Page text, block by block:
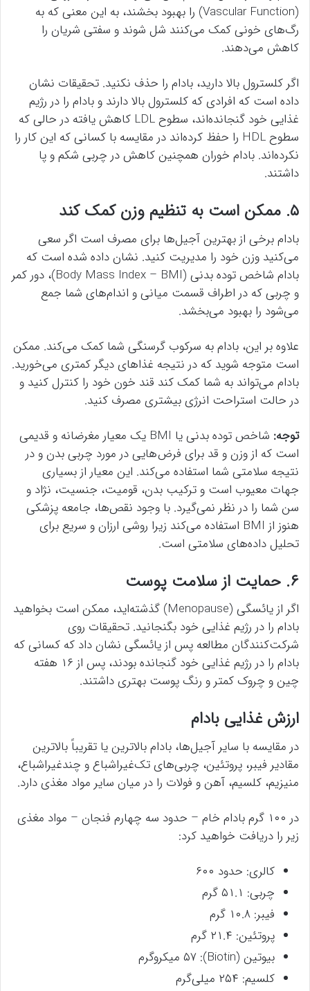
(Vascular Function) را بهبود بخشند، به این معنی که به
رگ‌های خونی کمک می‌کنند شل شوند و سفتی شریان را
کاهش می‌دهند.
اگر کلسترول بالا دارید، بادام را حذف نکنید. تحقیقات نشان
داده است که افرادی که کلسترول بالا دارند و بادام را در رژیم
غذایی خود گنجانده‌اند، سطوح LDL کاهش یافته در حالی که
سطوح HDL را حفظ کرده‌اند در مقایسه با کسانی که این کار را
نکرده‌اند. بادام خوران همچنین کاهش در چربی شکم و پا
داشتند.
۵. ممکن است به تنظیم وزن کمک کند
بادام برخی از بهترین آجیل‌ها برای مصرف است اگر سعی
می‌کنید وزن خود را مدیریت کنید. نشان داده شده است که
بادام شاخص توده بدنی (Body Mass Index – BMI)، دور کمر
و چربی که در اطراف قسمت میانی و اندام‌های شما جمع
می‌شود را بهبود می‌بخشد.
علاوه بر این، بادام به سرکوب گرسنگی شما کمک می‌کند. ممکن
است متوجه شوید که در نتیجه غذاهای دیگر کمتری می‌خورید.
بادام می‌تواند به شما کمک کند قند خون خود را کنترل کنید و
در حالت استراحت انرژی بیشتری مصرف کنید.
توجه:
شاخص توده بدنی یا BMI یک معیار مغرضانه و قدیمی
است که از وزن و قد برای فرض‌هایی در مورد چربی بدن و در
نتیجه سلامتی شما استفاده می‌کند. این معیار از بسیاری
جهات معیوب است و ترکیب بدن، قومیت، جنسیت، نژاد و
سن شما را در نظر نمی‌گیرد. با وجود نقص‌ها، جامعه پزشکی
هنوز از BMI استفاده می‌کند زیرا روشی ارزان و سریع برای
تحلیل داده‌های سلامتی است.
۶. حمایت از سلامت پوست
اگر از یائسگی (Menopause) گذشته‌اید، ممکن است بخواهید
بادام را در رژیم غذایی خود بگنجانید. تحقیقات روی
شرکت‌کنندگان مطالعه پس از یائسگی نشان داد که کسانی که
بادام را در رژیم غذایی خود گنجانده بودند، پس از ۱۶ هفته
چین و چروک کمتر و رنگ پوست بهتری داشتند.
ارزش غذایی بادام
در مقایسه با سایر آجیل‌ها، بادام بالاترین یا تقریباً بالاترین
مقادیر فیبر، پروتئین، چربی‌های تک‌غیراشباع و چندغیراشباع،
منیزیم، کلسیم، آهن و فولات را در میان سایر مواد مغذی دارد.
در ۱۰۰ گرم بادام خام – حدود سه چهارم فنجان – مواد مغذی
زیر را دریافت خواهید کرد:
کالری: حدود ۶۰۰
چربی: ۵۱.۱ گرم
فیبر: ۱۰.۸ گرم
پروتئین: ۲۱.۴ گرم
بیوتین (Biotin): ۵۷ میکروگرم
کلسیم: ۲۵۴ میلی‌گرم